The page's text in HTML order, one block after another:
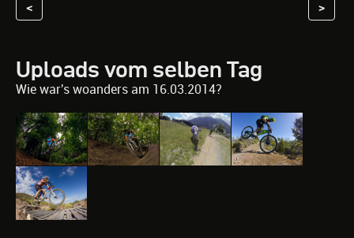
< >
Uploads vom selben Tag
Wie war's woanders am 16.03.2014?